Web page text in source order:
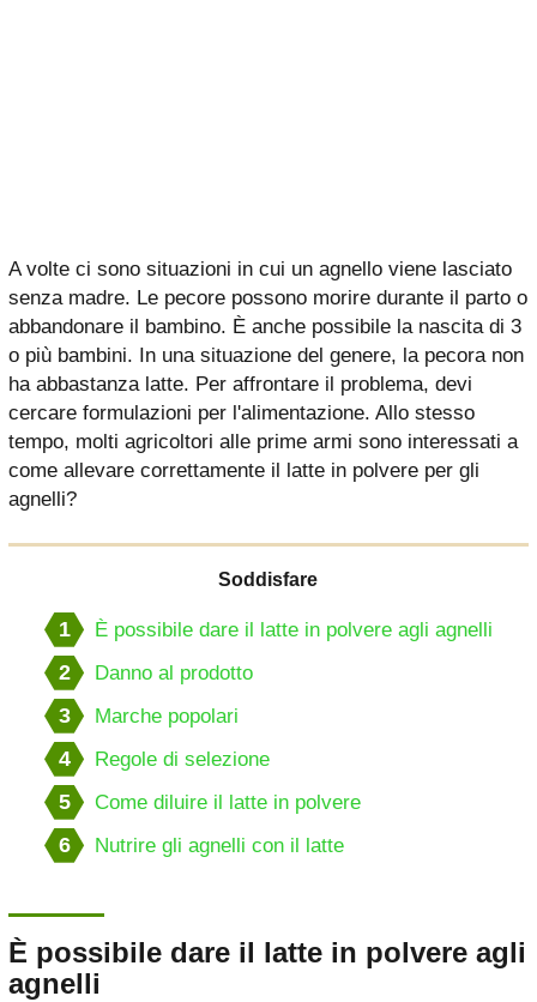
A volte ci sono situazioni in cui un agnello viene lasciato
senza madre. Le pecore possono morire durante il parto o
abbandonare il bambino. È anche possibile la nascita di 3
o più bambini. In una situazione del genere, la pecora non
ha abbastanza latte. Per affrontare il problema, devi
cercare formulazioni per l'alimentazione. Allo stesso
tempo, molti agricoltori alle prime armi sono interessati a
come allevare correttamente il latte in polvere per gli
agnelli?
Soddisfare
1 È possibile dare il latte in polvere agli agnelli
2 Danno al prodotto
3 Marche popolari
4 Regole di selezione
5 Come diluire il latte in polvere
6 Nutrire gli agnelli con il latte
È possibile dare il latte in polvere agli
agnelli